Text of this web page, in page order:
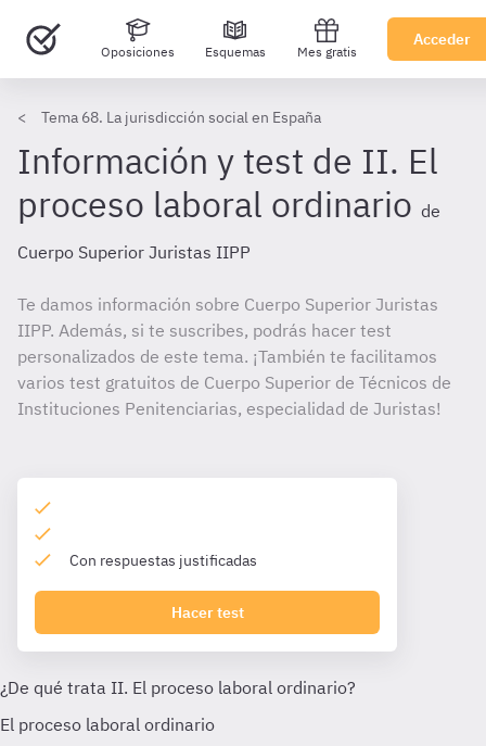
Oposiciones Esquemas Mes gratis
Acceder
Tema 68. La jurisdicción social en España
Información y test de II. El
proceso laboral ordinario de
Cuerpo Superior Juristas IIPP
Te damos información sobre Cuerpo Superior Juristas
IIPP. Además, si te suscribes, podrás hacer test
personalizados de este tema. ¡También te facilitamos
varios test gratuitos de Cuerpo Superior de Técnicos de
Instituciones Penitenciarias, especialidad de Juristas!
Con respuestas justificadas
Hacer test